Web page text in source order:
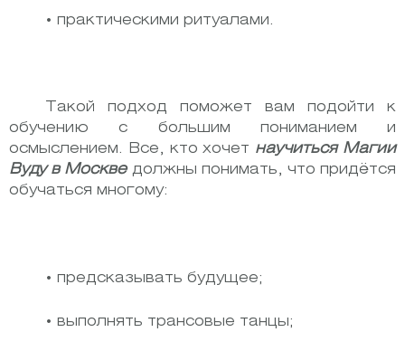
• практическими ритуалами.
Такой подход поможет вам подойти к
обучению с большим пониманием и
осмыслением. Все, кто хочет научиться Магии
Вуду в Москведолжны понимать, что придётся
обучаться многому:
• предсказывать будущее;
• выполнять трансовые танцы;